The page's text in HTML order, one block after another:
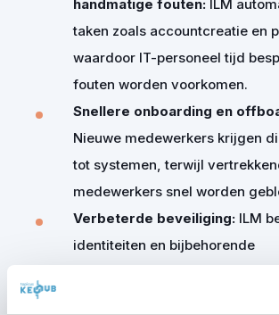
handmatige fouten: ILM
taken zoals accountcreatie en
waardoor IT-personeel tijd
fouten worden voorkomen.
Snellere onboarding en
Nieuwe medewerkers krijgen
tot systemen, terwijl
medewerkers snel worden
Verbeterde beveiliging: ILM
identiteiten en bijbehorende